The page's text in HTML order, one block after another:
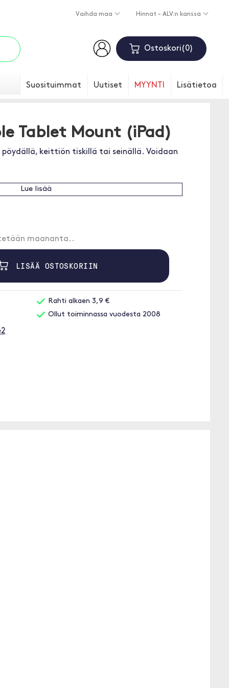
Vaihda maa Hinnat - ALV:n kanssa
Ostoskori 0
Suosituimmat Uutiset MYYNTI Lisätietoa
Tablet Mount (iPad)
keittiön tiskillä tai seinällä. Voidaan
Lue lisää
maananta..
LISÄÄ OSTOSKORIIN
Rahti alkaen 3,9 €
Ollut toiminnassa vuodesta 2008